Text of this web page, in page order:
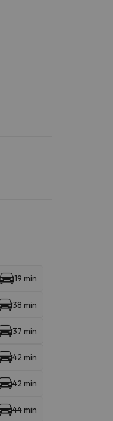
19 min
38 min
37 min
42 min
42 min
44 min